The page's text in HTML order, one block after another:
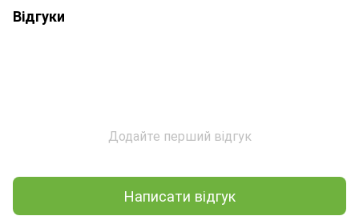
Відгуки
Додайте перший відгук
Написати відгук